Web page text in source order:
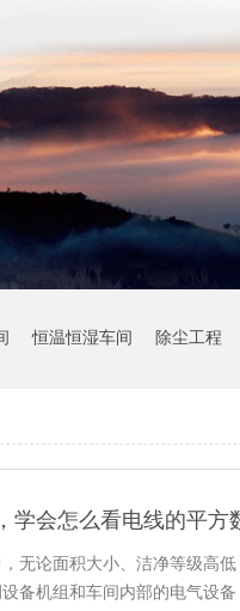
恒温恒湿车间 除尘工程
学会怎么看电线的平方
无论面积大小、洁净等级高
备机组和车间内部的电气设